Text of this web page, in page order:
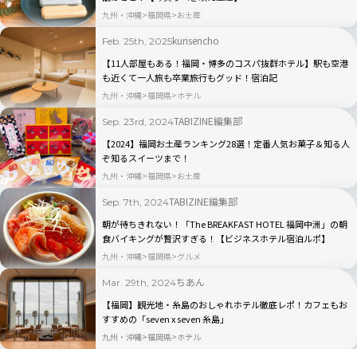
九州・沖縄 福岡県 お土産
Feb. 25th, 2025kurisencho
【11人部屋もある！福岡・博多のコスパ抜群ホテル】駅も空港
も近くて一人旅も卒業旅行もグッド！宿泊記
九州・沖縄 福岡県 ホテル
Sep. 23rd, 2024TABIZINE編集部
【2024】福岡お土産ランキング28選！定番人気お菓子＆知る人
ぞ知るスイーツまで！
九州・沖縄 福岡県 お土産
Sep. 7th, 2024TABIZINE編集部
朝が待ちきれない！「The BREAKFAST HOTEL 福岡中洲」の朝
食バイキングが贅沢すぎる！【ビジネスホテル宿泊ルポ】
九州・沖縄 福岡県 グルメ
Mar. 29th, 2024ちあん
【福岡】観光地・糸島のおしゃれホテル徹底レポ！カフェもお
すすめの「seven x seven 糸島」
九州・沖縄 福岡県 ホテル